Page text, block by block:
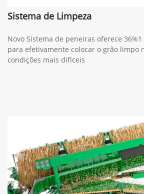
Sistema de Limpeza
Novo Sistema de peneiras oferece
para efetivamente colocar o grão limpo
condições mais difíceis